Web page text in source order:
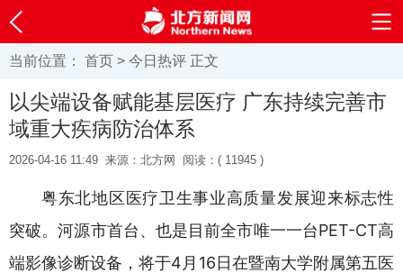
当前位置： 首页 > 今日热评 正文
以尖端设备赋能基层医疗 广东持续完善市
域重大疾病防治体系
2026-04-16 11:49 来源：北方网 阅读：( 11945 )
粤东北地区医疗卫生事业高质量发展迎来标志性
突破。河源市首台、也是目前全市唯一一台PET-CT高
端影像诊断设备，将于4月16日在暨南大学附属第五医